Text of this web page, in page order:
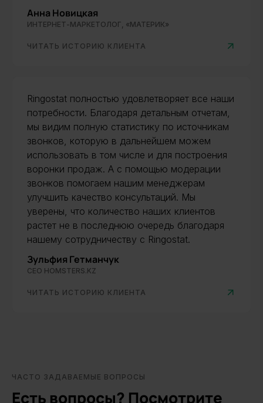
Анна Новицкая
ИНТЕРНЕТ-МАРКЕТОЛОГ, «МАТЕРИК»
ЧИТАТЬ ИСТОРИЮ КЛИЕНТА
Ringostat полностью удовлетворяет все наши
потребности. Благодаря детальным отчетам,
мы видим полную статистику по источникам
звонков, которую в дальнейшем можем
использовать в том числе и для построения
воронки продаж. А с помощью модерации
звонков помогаем нашим менеджерам
улучшить качество консультаций. Мы
уверены, что количество наших клиентов
растет не в последнюю очередь благодаря
нашему сотрудничеству с Ringostat.
Зульфия Гетманчук
СЕО HOMSTERS.KZ
ЧИТАТЬ ИСТОРИЮ КЛИЕНТА
ЧАСТО ЗАДАВАЕМЫЕ ВОПРОСЫ
Есть вопросы? Посмотрите